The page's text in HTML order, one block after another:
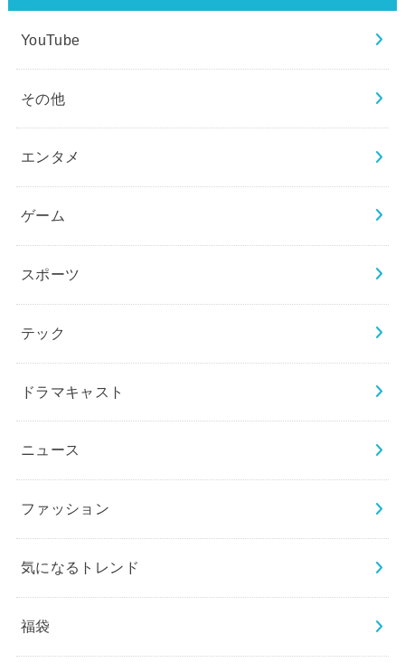
YouTube
その他
エンタメ
ゲーム
スポーツ
テック
ドラマキャスト
ニュース
ファッション
気になるトレンド
福袋